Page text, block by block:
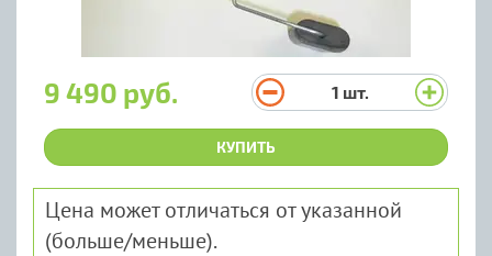
9 490 руб. 1 шт.
КУПИТЬ
Цена может отличаться от указанной
(больше/меньше).